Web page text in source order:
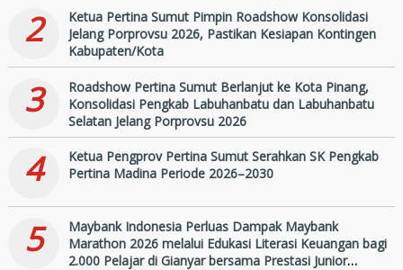
2
Ketua Pertina Sumut Pimpin Roadshow Konsolidasi
Jelang Porprovsu 2026, Pastikan Kesiapan Kontingen
Kabupaten/Kota
3
Roadshow Pertina Sumut Berlanjut ke Kota Pinang,
Konsolidasi Pengkab Labuhanbatu dan Labuhanbatu
Selatan Jelang Porprovsu 2026
4
Ketua Pengprov Pertina Sumut Serahkan SK Pengkab
Pertina Madina Periode 2026–2030
5
Maybank Indonesia Perluas Dampak Maybank
Marathon 2026 melalui Edukasi Literasi Keuangan bagi
2.000 Pelajar di Gianyar bersama Prestasi Junior